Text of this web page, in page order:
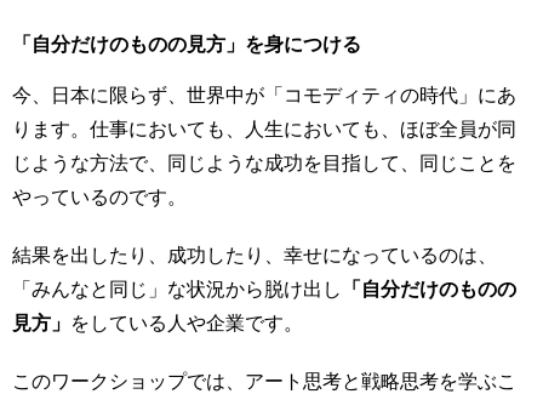
「自分だけのものの見方」を身につける
今、日本に限らず、世界中が「コモディティの時代」にあ
ります。仕事においても、人生においても、ほぼ全員が同
じような方法で、同じような成功を目指して、同じことを
やっているのです。
結果を出したり、成功したり、幸せになっているのは、
「みんなと同じ」な状況から脱け出し 「自分だけのものの
見方」 をしている人や企業です。
このワークショップでは、アート思考と戦略思考を学ぶこ